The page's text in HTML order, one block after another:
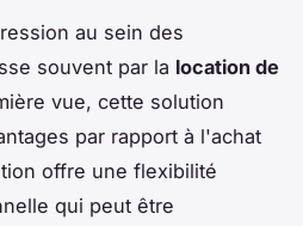
au sein des
souvent par la location de
vue, cette solution
par rapport à l'achat
offre une flexibilité
qui peut être